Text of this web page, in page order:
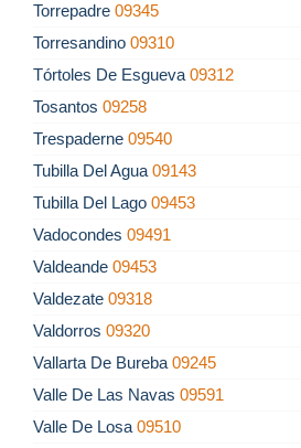
Torrepadre 09345
Torresandino 09310
Tórtoles De Esgueva 09312
Tosantos 09258
Trespaderne 09540
Tubilla Del Agua 09143
Tubilla Del Lago 09453
Vadocondes 09491
Valdeande 09453
Valdezate 09318
Valdorros 09320
Vallarta De Bureba 09245
Valle De Las Navas 09591
Valle De Losa 09510